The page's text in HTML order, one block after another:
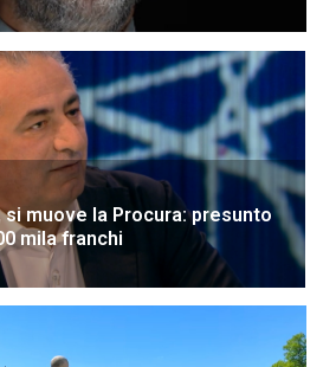
si muove la Procura: presunto
mila franchi